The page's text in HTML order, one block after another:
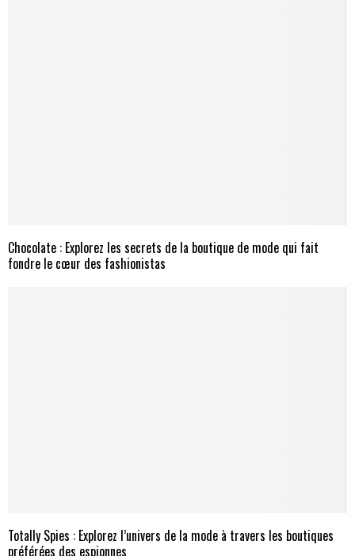
Chocolate : Explorez les secrets de la boutique de mode qui fait
fondre le cœur des fashionistas
Totally Spies : Explorez l’univers de la mode à travers les boutiques
préférées des espionnes